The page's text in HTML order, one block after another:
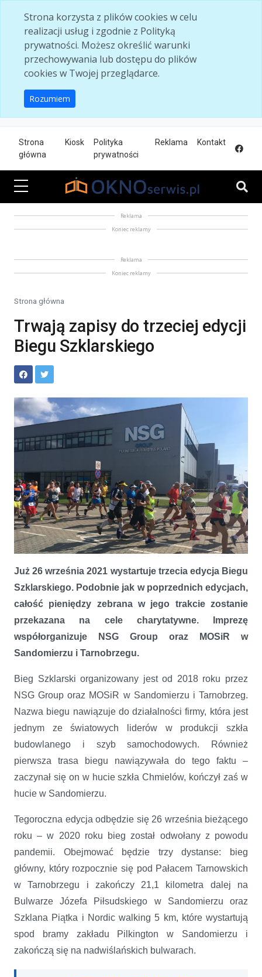
Strona korzysta z plików cookies w celu
realizacji usług i zgodnie z Polityką
prywatności. Możesz określić warunki
przechowywania lub dostępu do plików
cookies w Twojej przeglądarce.
Rozumiem
Strona
główna
Kiosk
Polityka
prywatności
Reklama Kontakt
Reklama
Koniec reklamy
Reklama
Koniec reklamy
Strona główna
Trwają zapisy do trzeciej edycji
Biegu Szklarskiego
Już 26 września 2021 wystartuje trzecia edycja Biegu
Szklarskiego. Podobnie jak w poprzednich edycjach,
całość pieniędzy zebrana w jego trakcie zostanie
przekazana na cele charytatywne. Imprezę
współorganizuje NSG Group oraz MOSiR w
Sandomierzu i Tarnobrzegu.
Bieg Szklarski organizowany jest od 2018 roku przez
NSG Group oraz MOSiR w Sandomierzu i Tarnobrzeg.
Nazwa biegu nawiązuje do działalności firmy, która jest
jednym ze światowych liderów w produkcji szkła
budowlanego i szyb samochodowych. Również
pierwsza trasa biegu nawiązywała do tego faktu –
zaczynał się on w hucie szkła Chmielów, kończył zaś w
hucie w Sandomierzu.
Tegoroczna edycja odbędzie się 26 września bieżącego
roku – w 2020 roku bieg został odwołany z powodu
pandemii. Obejmować będzie trzy dystanse: bieg
główny, który rozpocznie się pod Pałacem Tarnowskich
w Tarnobrzegu i zakończy 21,1 kilometra dalej na
Bulwarze Józefa Piłsudskiego w Sandomierzu oraz
Szklana Piątka i Nordic walking 5 km, które wystartują
spod bramy zakładu Pilkington w Sandomierzu i
zakończą się na nadwiślańskich bulwarach.